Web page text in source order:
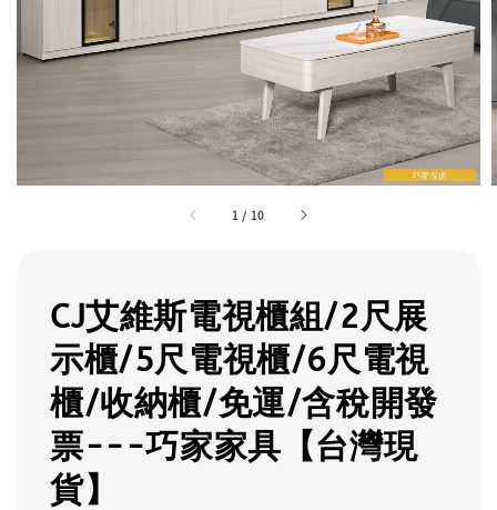
1 / 10
CJ艾維斯電視櫃組/2尺展
示櫃/5尺電視櫃/6尺電視
櫃/收納櫃/免運/含稅開發
票---巧家家具【台灣現
貨】